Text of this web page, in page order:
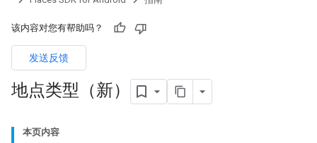
该内容对您有帮助吗？
发送反馈
地点类型（新）
本页内容